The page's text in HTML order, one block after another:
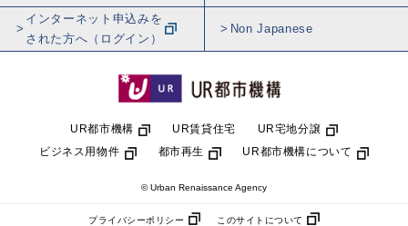
インターネット申込みを
された方へ（ログイン）
Non Japanese
UR都市機構 UR賃貸住宅
UR宅地分譲
ビジネス用物件
都市再生 UR都市機構について
© Urban Renaissance Agency
プライバシーポリシー このサイトについて